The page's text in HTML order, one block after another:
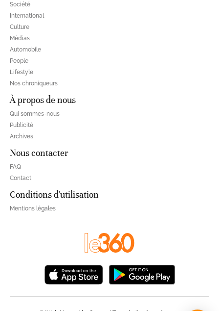
Société
International
Culture
Médias
Automobile
People
Lifestyle
Nos chroniqueurs
À propos de nous
Qui sommes-nous
Publicité
Archives
Nous contacter
FAQ
Contact
Conditions d'utilisation
Mentions légales